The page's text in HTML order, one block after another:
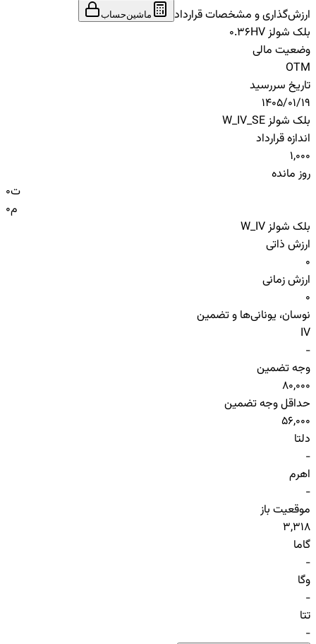
ارزش‌گذاری و مشخصات قرارداد
ماشین‌حساب
بلک شولز HV
0.36
وضعیت مالی
OTM
تاریخ سررسید
1405/01/19
بلک شولز W_IV_SE
اندازه قرارداد
1,000
روز مانده
0ت
0م
بلک شولز W_IV
ارزش ذاتی
0
ارزش زمانی
0
نوسان، یونانی‌ها و تضمین
IV
-
وجه تضمین
80,000
حداقل وجه تضمین
56,000
دلتا
-
اهرم
-
موقعیت باز
3,318
گاما
-
وگا
-
تتا
-